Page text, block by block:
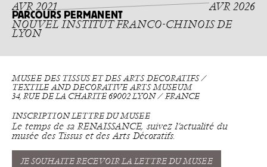
AVR 2021 AVR 2026
PARCOURS PERMANENT
NOUVEL INSTITUT FRANCO-CHINOIS DE
LYON
MUSÉE DES TISSUS ET DES ARTS DÉCORATIFS ⁄
TEXTILE AND DECORATIVE ARTS MUSEUM
34, RUE DE LA CHARITÉ 69002 LYON ⁄ FRANCE
INSCRIPTION LETTRE DU MUSÉE
Le temps de sa RENAISSANCE, suivez l’actualité du
musée des Tissus et des Arts Décoratifs.
JE SOUHAITE RECEVOIR LA LETTRE DU MUSÉE